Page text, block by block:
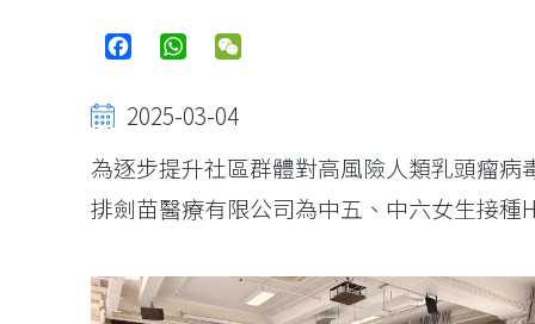
FacebookWhatsApp
2025-03-04
為逐步提升社區群體對高風險人類乳頭瘤
排劍苗醫療有限公司為中五、中六女生接種